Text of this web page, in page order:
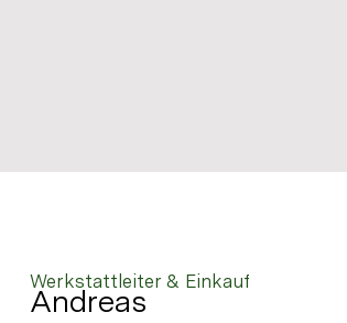
Werkstattleiter & Einkauf
Andreas